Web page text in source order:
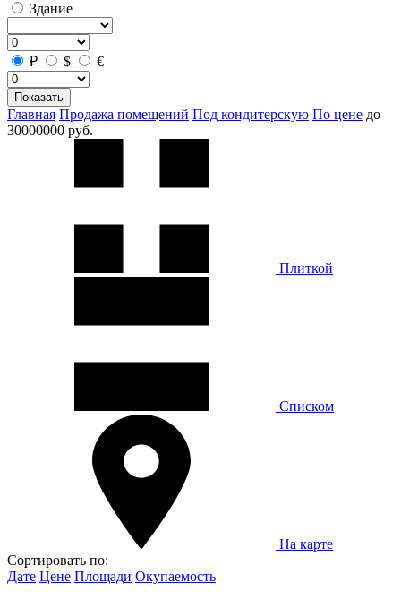
Здание
₽ $ €
Показать
Главная Продажа помещений Под кондитерскую По цене до
30000000 руб.
Плиткой
Списком
На карте
Сортировать по:
Дате Цене Площади Окупаемость